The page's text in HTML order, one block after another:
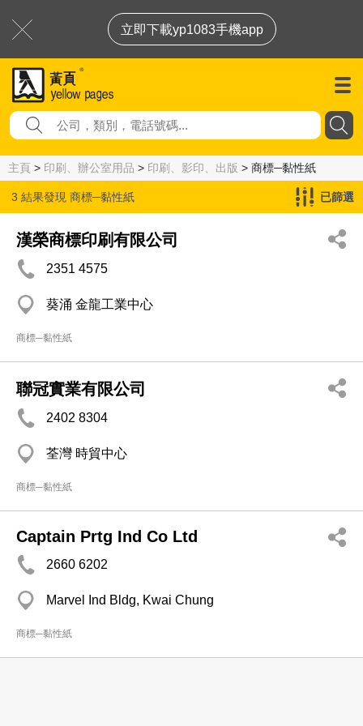
立即下載yp1083手機app
主頁 > 印刷、辦公室用品 > 印刷、影印、出版 > 商標─黏性紙
3 結果發現 商標─黏性紙 已篩選
漢榮商標印刷有限公司
2351 4575
葵涌 金龍工業中心
商標─黏性紙
聯冠實業有限公司
2402 8304
荃灣 時貿中心
商標─黏性紙
Captain Prtg Ind Co Ltd
2660 6202
Marvel Ind Bldg, Kwai Chung
商標─黏性紙